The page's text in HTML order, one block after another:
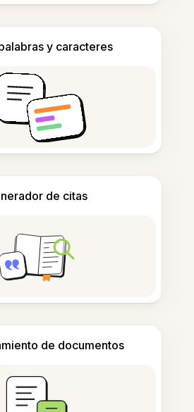
y caracteres
de citas
de documentos